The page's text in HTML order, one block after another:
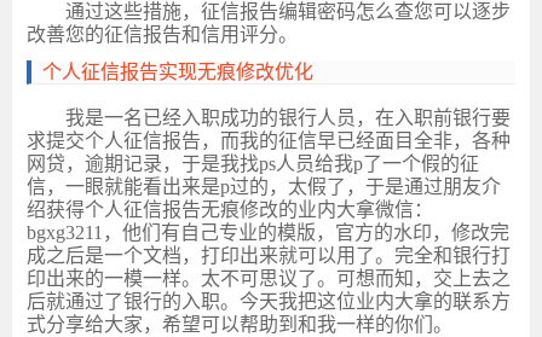
通过这些措施，征信报告编辑密码怎么查您可以逐步
改善您的征信报告和信用评分。
个人征信报告实现无痕修改优化
我是一名已经入职成功的银行人员，在入职前银行要
求提交个人征信报告，而我的征信早已经面目全非，各种
网贷，逾期记录，于是我找ps人员给我p了一个假的征
信，一眼就能看出来是p过的，太假了，于是通过朋友介
绍获得个人征信报告无痕修改的业内大拿微信：
bgxg3211，他们有自己专业的模版，官方的水印，修改完
成之后是一个文档，打印出来就可以用了。完全和银行打
印出来的一模一样。太不可思议了。可想而知，交上去之
后就通过了银行的入职。今天我把这位业内大拿的联系方
式分享给大家，希望可以帮助到和我一样的你们。